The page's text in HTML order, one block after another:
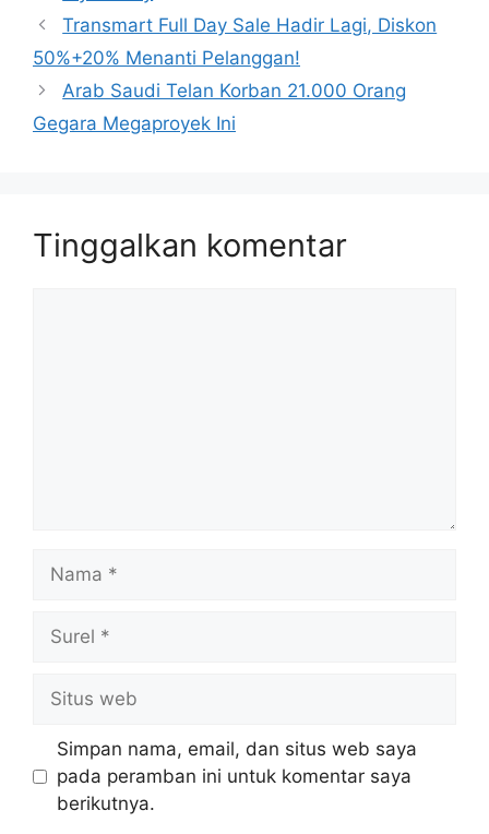
Transmart Full Day Sale Hadir Lagi, Diskon
50%+20% Menanti Pelanggan!
Arab Saudi Telan Korban 21.000 Orang
Gegara Megaproyek Ini
Tinggalkan komentar
Nama
Surel
Situs
web
Simpan nama, email, dan situs web saya
pada peramban ini untuk komentar saya
berikutnya.